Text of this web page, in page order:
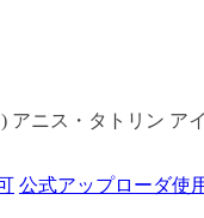
アニス・タトリン
公式アップローダ使